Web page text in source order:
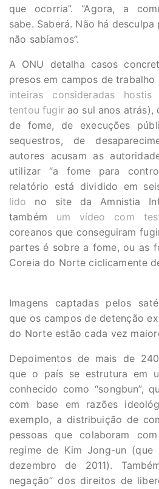
que ocorria”. “Agora, a
sabe. Saberá. Não há
não sabíamos”.
A ONU detalha casos
presos em campos de trabalho
inteiras consideradas
tentou fugirao sul anos atrás),
de fome, de execuções
sequestros, de
autores acusam as
utilizar “a fome para
relatório está dividido em
lido no site da Amnistia
também um vídeo com
coreanos que conseguiram
partes é sobre a fome, ou as
Coreia do Norte ciclicamente
Imagens captadas pelos
que os campos de detenção
do Norte estão cada vez
Depoimentos de mais de
que o país se estrutura em
conhecido como “songbun”,
com base em razões
exemplo, a distribuição de
pessoas que colaboram
regime de Kim Jong-un
dezembro de 2011).
negação” dos direitos de